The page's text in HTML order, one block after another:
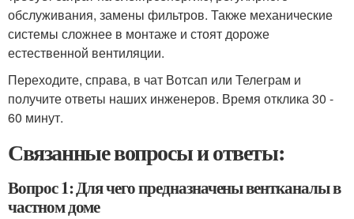
обслуживания, замены фильтров. Также механические
системы сложнее в монтаже и стоят дороже
естественной вентиляции.
Переходите, справа, в чат Вотсап или Телеграм и
получите ответы наших инженеров. Время отклика 30 -
60 минут.
Связанные вопросы и ответы:
Вопрос 1: Для чего предназначены вентканалы в
частном доме